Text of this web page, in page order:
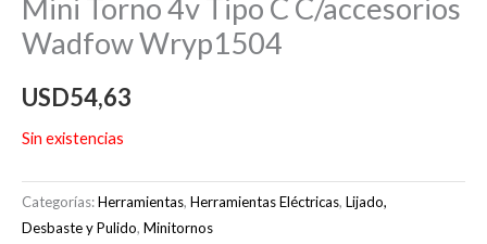
Mini Torno 4v Tipo C C/accesorios
Wadfow Wryp1504
USD54,63
Sin existencias
Categorías:Herramientas, Herramientas Eléctricas, Lijado,
Desbaste y Pulido, Minitornos